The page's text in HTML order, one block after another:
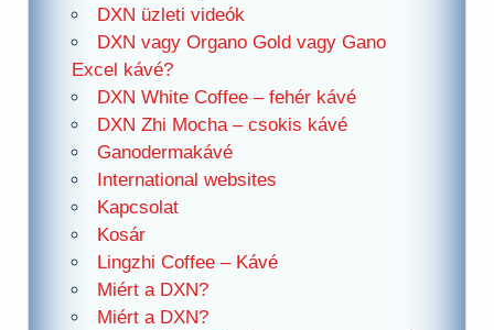
DXN üzleti videók
DXN vagy Organo Gold vagy Gano
Excel kávé?
DXN White Coffee – fehér kávé
DXN Zhi Mocha – csokis kávé
Ganodermakávé
International websites
Kapcsolat
Kosár
Lingzhi Coffee – Kávé
Miért a DXN?
Miért a DXN?